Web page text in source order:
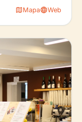
Closed, Wednesday:
mapMapalanguageWeb